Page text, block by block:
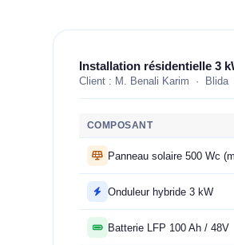
Installation résidentielle 3
Client : M. Benali Karim · Blida
COMPOSANT
Panneau solaire 500 Wc
Onduleur hybride 3 kW
Batterie LFP 100 Ah / 48V